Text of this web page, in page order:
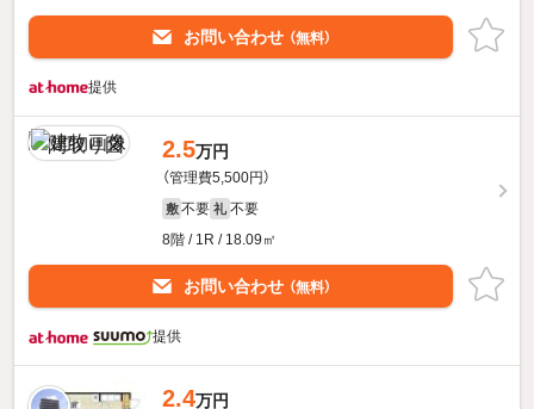
お問い合わせ （無料）
提供
2.5万円
（管理費5,500円）
敷 不要 礼 不要
8階 / 1R / 18.09㎡
お問い合わせ （無料）
提供
2.4万円